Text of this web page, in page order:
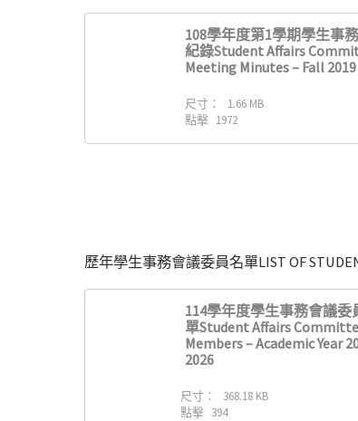
108學年度第1學期學生事
紀錄Student Affairs
Meeting Minutes – Fall 2019
尺寸：
1.66 MB
點擊 1972
歷年學生事務會議委員名單LIST OF
114學年度學生事務會議委
單Student Affairs
Members – Academic Year
2026
尺寸：
368.18 KB
點擊 394